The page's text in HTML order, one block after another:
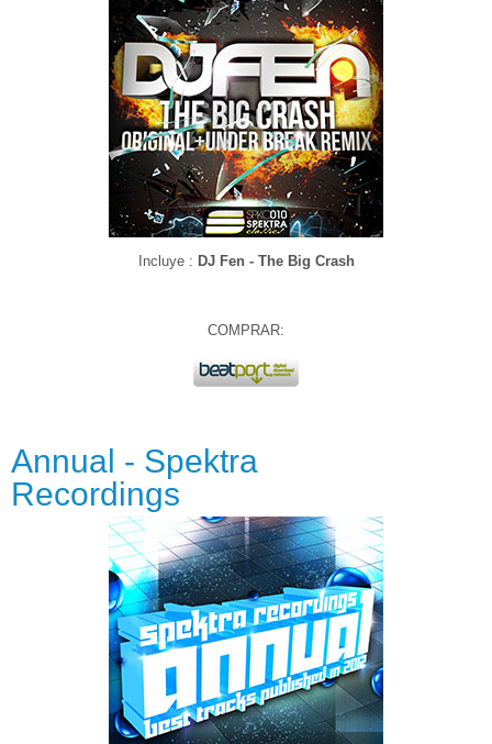
Incluye : DJ Fen - The Big Crash
COMPRAR:
Annual - Spektra
Recordings